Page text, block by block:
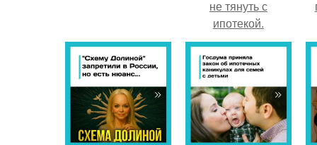
не тянуть с
ипотекой.